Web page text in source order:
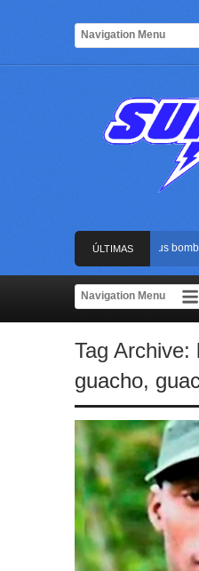
ÚLTIMAS
NOTICIAS
Frustran atentado con bus
La Arena USC será el
Rápida reacción policial evitó
Frustran atentado con bus
Tag Archive:
guacho,